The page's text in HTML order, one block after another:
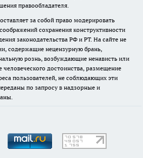
правообладателя.
за собой право модерировать
сохранения конструктивности
законодательства РФ и РТ. На сайте не
содержащие нецензурную брань,
рознь, возбуждающие ненависть или
человеческого достоинства, размещение
пользователей, не соблюдающих эти
по запросу в надзорные и